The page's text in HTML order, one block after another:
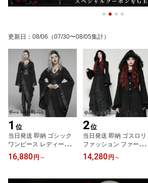
更新日 ： 08/06 （07/30〜08/05集計）
1 位
当日発送 即納 ゴシック
ワンピース レディース
和風 着物風 浴衣 ロング
ワンピース コルセット付
デザイン ワイドスリーブ
16,880 円 ～
2位
当日発送 即納 ゴスロリ
ファッション ファーフー
ド付 ロングコート アウ
ター ゴシック ビジュア
モード系 地雷系 サブカ
14,280 円 ～